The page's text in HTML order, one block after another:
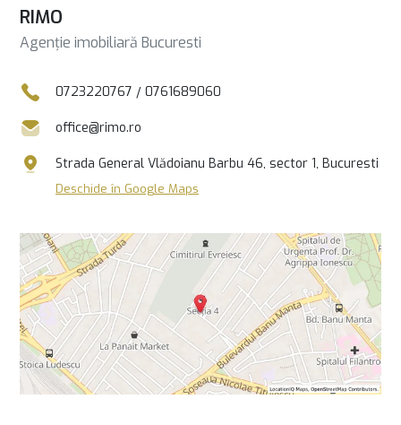
RIMO
Agenție imobiliară Bucuresti
0723220767 / 0761689060
office@rimo.ro
Strada General Vlădoianu Barbu 46, sector 1, Bucuresti
Deschide în Google Maps